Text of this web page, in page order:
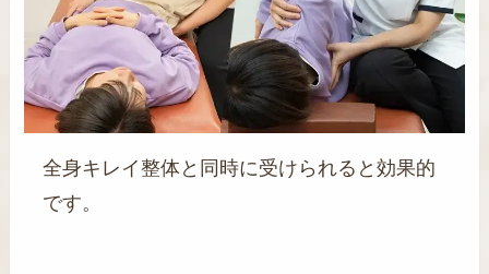
全身キレイ整体と同時に受けられると効果的
です。